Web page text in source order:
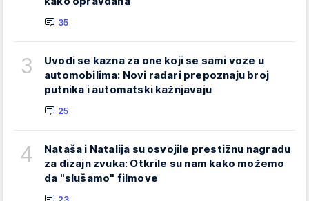
35
3
Uvodi se kazna za one koji se sami voze u
automobilima: Novi radari prepoznaju broj
putnika i automatski kažnjavaju
25
4
Nataša i Natalija su osvojile prestižnu nagradu
za dizajn zvuka: Otkrile su nam kako možemo
da "slušamo" filmove
23